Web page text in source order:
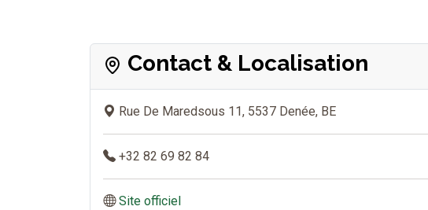
Contact & Localisation
Rue De Maredsous 11, 5537 Denée, BE
+32 82 69 82 84
Site officiel